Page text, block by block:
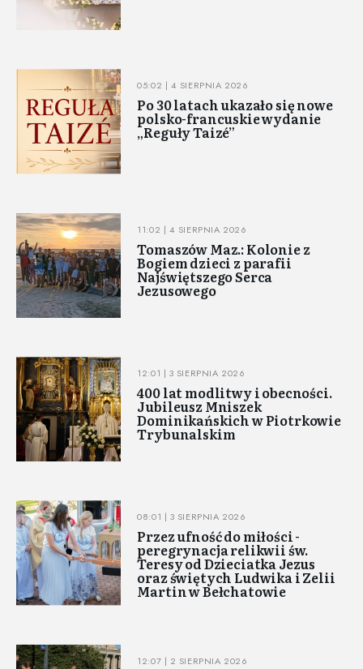
05:02 | 4 SIERPNIA 2026
Po 30 latach ukazało się nowe
polsko-francuskie wydanie
„Reguły Taizé”
11:02 | 4 SIERPNIA 2026
Tomaszów Maz.: Kolonie z
Bogiem dzieci z parafii
Najświętszego Serca
Jezusowego
12:01 | 3 SIERPNIA 2026
400 lat modlitwy i obecności.
Jubileusz Mniszek
Dominikańskich w Piotrkowie
Trybunalskim
08:01 | 3 SIERPNIA 2026
Przez ufność do miłości -
peregrynacja relikwii św.
Teresy od Dzieciatka Jezus
oraz świętych Ludwika i Zelii
Martin w Bełchatowie
12:07 | 2 SIERPNIA 2026